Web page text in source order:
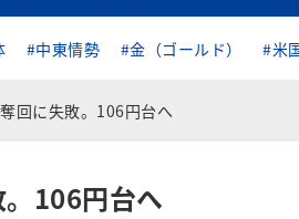
#中東情勢 #金（ゴールド） #米
回に失敗。106円台へ
106円台へ